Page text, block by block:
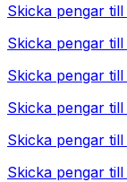
Skicka pengar till
Skicka pengar till
Skicka pengar till
Skicka pengar till
Skicka pengar till
Skicka pengar till